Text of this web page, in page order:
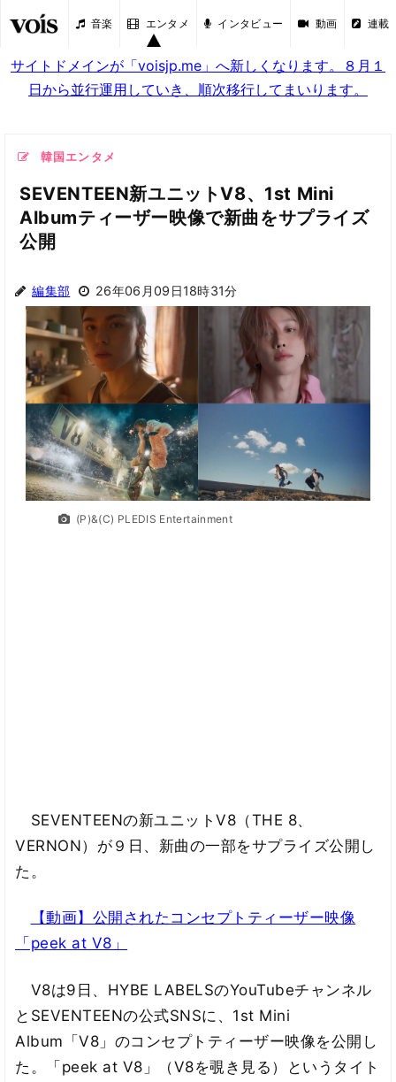
音楽 エンタメ インタビュー 動画 連載
サイトドメインが「voisjp.me」へ新しくなります。８月１
日から並行運用していき、順次移行してまいります。
韓国エンタメ
SEVENTEEN新ユニットV8、1st Mini
Albumティーザー映像で新曲をサプライズ
公開
編集部 26年06月09日18時31分
(P)&(C) PLEDIS Entertainment
SEVENTEENの新ユニットV8（THE 8、
VERNON）が９日、新曲の一部をサプライズ公開し
た。
【動画】公開されたコンセプトティーザー映像
「peek at V8」
V8は9日、HYBE LABELSのYouTubeチャンネル
とSEVENTEENの公式SNSに、1st Mini
Album「V8」のコンセプトティーザー映像を公開し
た。「peek at V8」（V8を覗き見る）というタイト